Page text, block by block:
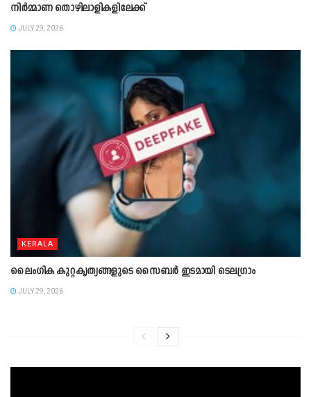
നിർമ്മാണ തൊഴിലാളികളിലേക്ക്
JULY 29, 2026
KERALA
ലൈംഗിക കുറ്റകൃത്യങ്ങളുടെ സൈബർ ഇടമായി ടെലഗ്രാം
JULY 29, 2026